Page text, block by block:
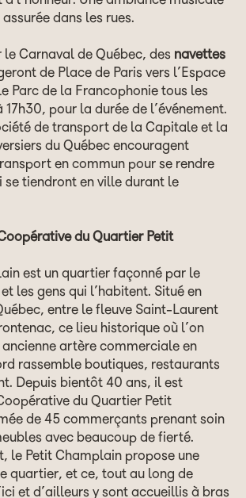
dans les rues.
Carnaval de Québec, des navettes
de Place de Paris vers l’Espace
Parc de la Francophonie tous les
pour la durée de l’événement.
de transport de la Capitale et la
du Québec encouragent
en commun pour se rendre
se tiendront en ville durant le
du Quartier Petit
est un quartier façonné par le
les gens qui l’habitent. Situé en
entre le fleuve Saint-Laurent
ce lieu historique où l’on
artère commerciale en
rassemble boutiques, restaurants
Depuis bientôt 40 ans, il est
du Quartier Petit
de 45 commerçants prenant soin
avec beaucoup de fierté.
le Petit Champlain propose une
quartier, et ce, tout au long de
et d’ailleurs y sont accueillis à bras